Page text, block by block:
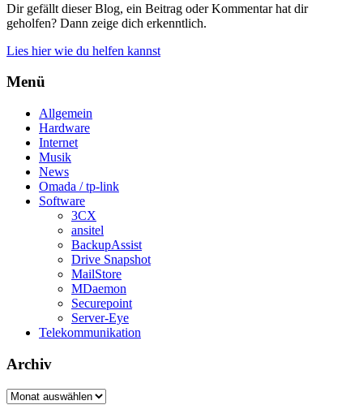
Dir gefällt dieser Blog, ein Beitrag oder Kommentar hat dir
geholfen? Dann zeige dich erkenntlich.
Lies hier wie du helfen kannst
Menü
Allgemein
Hardware
Internet
Musik
News
Omada / tp-link
Software
3CX
ansitel
BackupAssist
Drive Snapshot
MailStore
MDaemon
Securepoint
Server-Eye
Telekommunikation
Archiv
Archiv